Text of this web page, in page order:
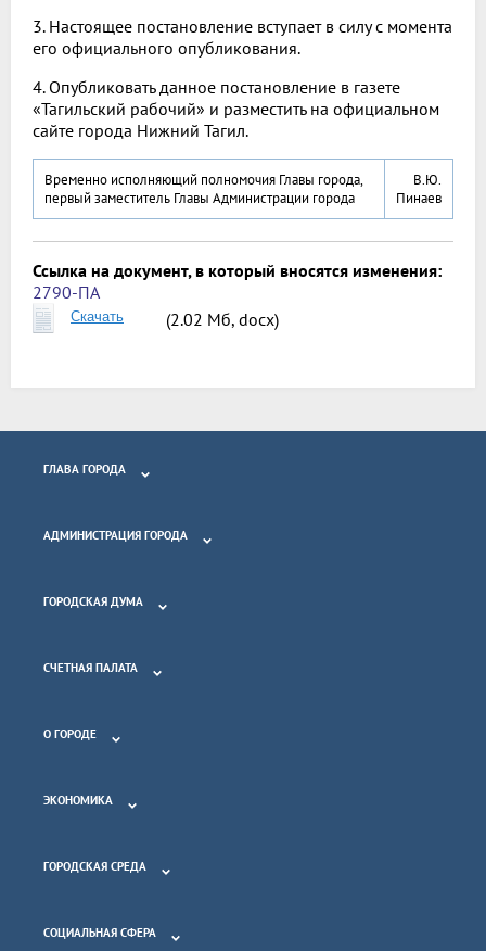
3. Настоящее постановление вступает в силу с момента
его официального опубликования.
4. Опубликовать данное постановление в газете
«Тагильский рабочий» и разместить на официальном
сайте города Нижний Тагил.
Временно исполняющий полномочия Главы города,
первый заместитель Главы Администрации города
В.Ю.
Пинаев
Ссылка на документ, в который вносятся изменения:
2790-ПА
Скачать (2.02 Мб, docx)
ГЛАВА ГОРОДА
АДМИНИСТРАЦИЯ ГОРОДА
ГОРОДСКАЯ ДУМА
СЧЕТНАЯ ПАЛАТА
О ГОРОДЕ
ЭКОНОМИКА
ГОРОДСКАЯ СРЕДА
СОЦИАЛЬНАЯ СФЕРА